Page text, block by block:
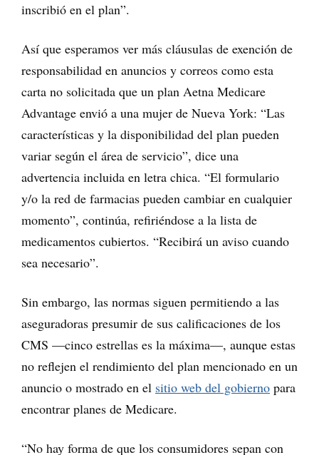
inscribió en el plan”.
Así que esperamos ver más cláusulas de exención de
responsabilidad en anuncios y correos como esta
carta no solicitada que un plan Aetna Medicare
Advantage envió a una mujer de Nueva York: “Las
características y la disponibilidad del plan pueden
variar según el área de servicio”, dice una
advertencia incluida en letra chica. “El formulario
y/o la red de farmacias pueden cambiar en cualquier
momento”, continúa, refiriéndose a la lista de
medicamentos cubiertos. “Recibirá un aviso cuando
sea necesario”.
Sin embargo, las normas siguen permitiendo a las
aseguradoras presumir de sus calificaciones de los
CMS —cinco estrellas es la máxima—, aunque estas
no reflejen el rendimiento del plan mencionado en un
anuncio o mostrado en el sitio web del gobierno para
encontrar planes de Medicare.
“No hay forma de que los consumidores sepan con